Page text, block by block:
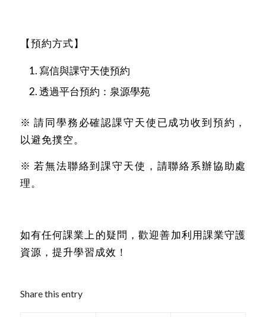
【預約方式】
寫信與課守天使預約
透過平台預約： 泉源學苑
※ 請同學務必確認課守天使已成功收到預約，
以避免撲空。
※ 若無法聯絡到課守天使，請聯絡系辦協助處
理。
如有任何課業上的疑問，歡迎善加利用課業守護
資源，提升學習成效！
Share this entry